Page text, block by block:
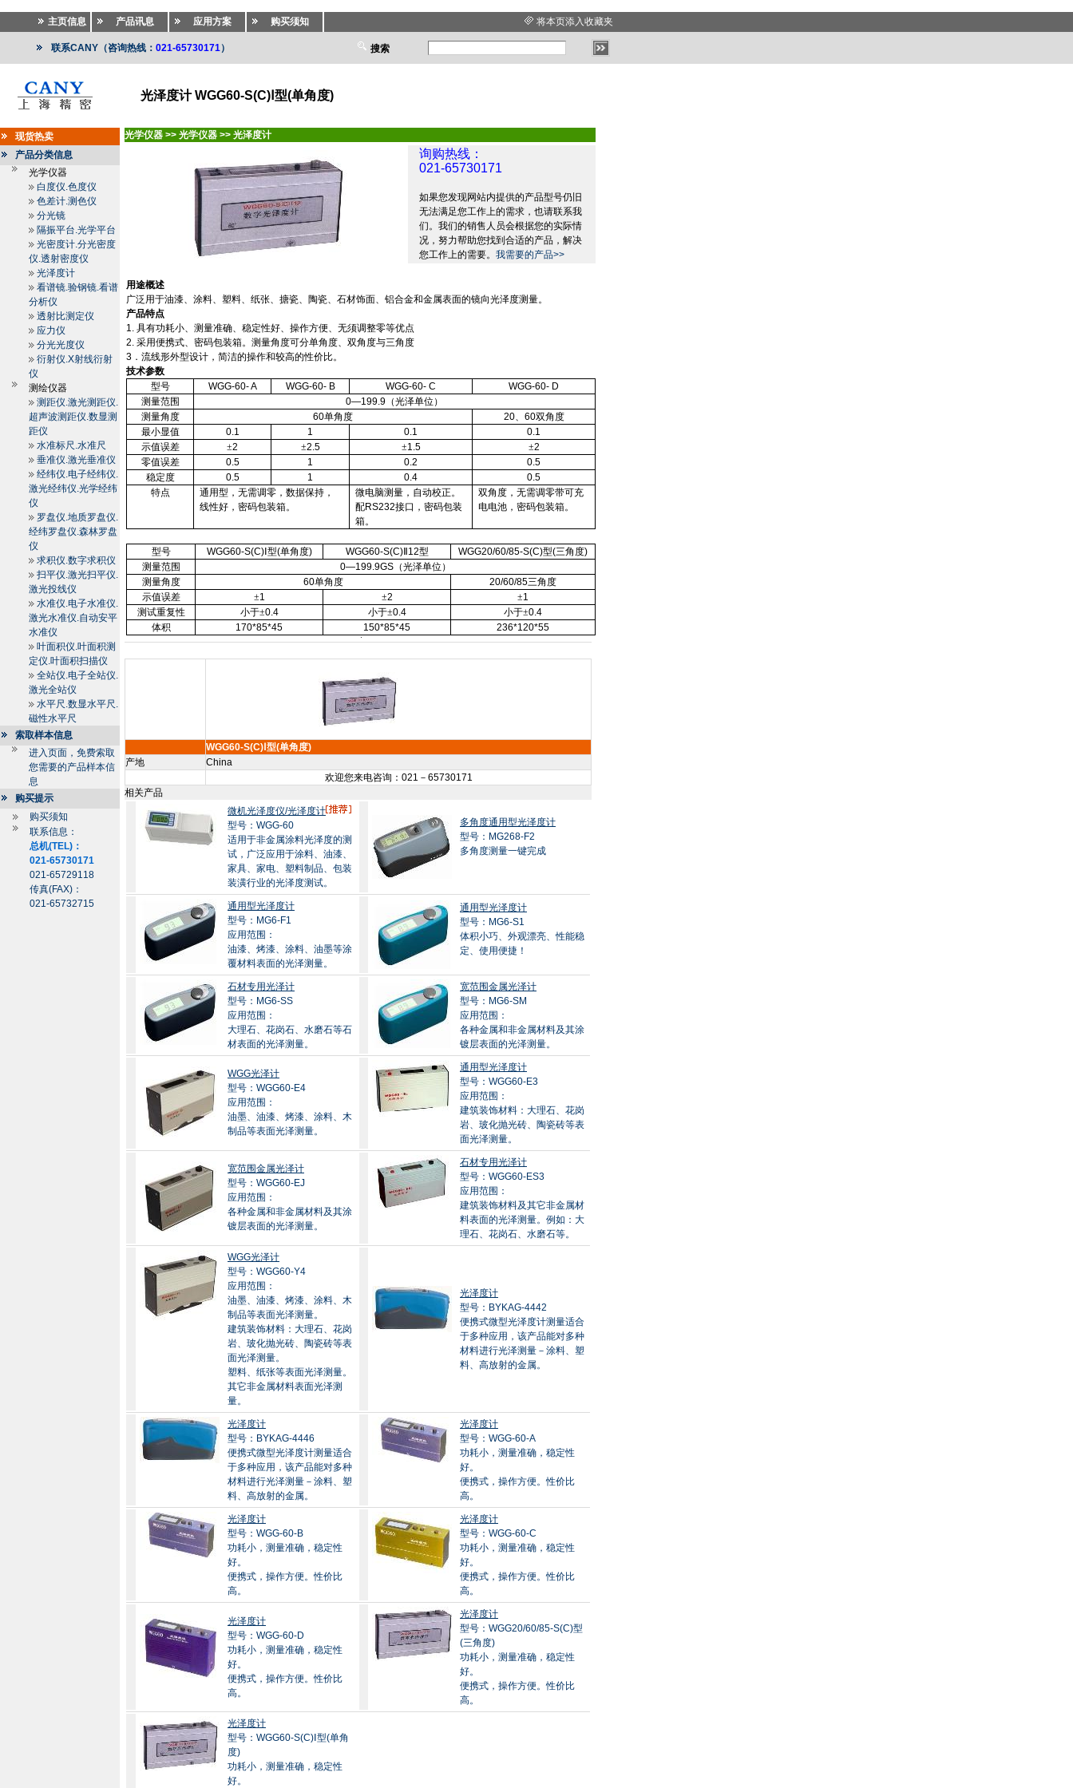
主页信息 产品讯息 应用方案 购买须知 将本页添入收藏夹
联系CANY（咨询热线： 021-65730171） 搜索
光泽度计 WGG60-S(C)Ⅰ型(单角度)
现货热卖
产品分类信息
光学仪器
白度仪.色度仪
色差计.测色仪
分光镜
隔振平台.光学平台
光密度计.分光密度
仪.透射密度仪
光泽度计
看谱镜.验钢镜.看谱
分析仪
透射比测定仪
应力仪
分光光度仪
衍射仪.X射线衍射
仪
测绘仪器
测距仪.激光测距仪.
超声波测距仪.数显测
距仪
水准标尺.水准尺
垂准仪.激光垂准仪
经纬仪.电子经纬仪.
激光经纬仪.光学经纬
仪
罗盘仪.地质罗盘仪.
经纬罗盘仪.森林罗盘
仪
求积仪.数字求积仪
扫平仪.激光扫平仪.
激光投线仪
水准仪.电子水准仪.
激光水准仪.自动安平
水准仪
叶面积仪.叶面积测
定仪.叶面积扫描仪
全站仪.电子全站仪.
激光全站仪
水平尺.数显水平尺.
磁性水平尺
索取样本信息
进入页面，免费索取
您需要的产品样本信
息
购买提示
购买须知
联系信息：
总机(TEL)：
021-65730171
021-65729118
传真(FAX)：
021-65732715
光学仪器 >> 光学仪器 >> 光泽度计
询购热线：
021-65730171
如果您发现网站内提供的产品型号仍旧
无法满足您工作上的需求，也请联系我
们。我们的销售人员会根据您的实际情
况，努力帮助您找到合适的产品，解决
您工作上的需要。 我需要的产品>>
用途概述
广泛用于油漆、涂料、塑料、纸张、搪瓷、陶瓷、石材饰面、铝合金和金属表面的镜向光泽度测量。
产品特点
1. 具有功耗小、测量准确、稳定性好、操作方便、无须调整零等优点
2. 采用便携式、密码包装箱。测量角度可分单角度、双角度与三角度
3 ．流线形外型设计，简洁的操作和较高的性价比。
技术参数
型号
WGG-60- A WGG-60- B WGG-60- C
WGG-60- D
测量范围
0—199.9 （光泽单位）
测量角度
60单角度 20、 60双角度
最小显值
0.1 1 0.1
0.1
示值误差
±2 ±2.5 ±1.5 ±2
零值误差
0.5 1 0.2
0.5
稳定度
0.5 1 0.4
0.5
特点
通用型，无需调零，数据保持，
线性好，密码包装箱。
微电脑测量，自动校正。
配RS232接口，密码包装
箱。
双角度，无需调零带可充
电电池，密码包装箱。
型号 WGG60-S(C)Ⅰ型(单角度) WGG60-S(C)Ⅱ 12型 WGG20/60/85-S(C)型(三角度)
测量范围
0—199.9GS（光泽单位）
测量角度
60单角度 20/60/85三角度
示值误差
±1 ±2 ±1
测试重复性
小于±0.4 小于±0.4 小于±0.4
体积
170*85*45 150*85*45 236*120*55
WGG60-S(C)Ⅰ型(单角度)
产地
China
欢迎您来电咨询：021－65730171
相关产品
微机光泽度仪/光泽度计
型号：WGG-60
适用于非金属涂料光泽度的测
试，广泛应用于涂料、油漆、
家具、家电、塑料制品、包装
装潢行业的光泽度测试。
多角度通用型光泽度计
型号：MG268-F2
多角度测量一键完成
通用型光泽度计
型号：MG6-F1
应用范围：
油漆、烤漆、涂料、油墨等涂
覆材料表面的光泽测量。
通用型光泽度计
型号：MG6-S1
体积小巧、外观漂亮、性能稳
定、使用便捷！
石材专用光泽计
型号：MG6-SS
应用范围：
大理石、花岗石、水磨石等石
材表面的光泽测量。
宽范围金属光泽计
型号：MG6-SM
应用范围：
各种金属和非金属材料及其涂
镀层表面的光泽测量。
WGG光泽计
型号：WGG60-E4
应用范围：
油墨、油漆、烤漆、涂料、木
制品等表面光泽测量。
通用型光泽度计
型号：WGG60-E3
应用范围：
建筑装饰材料：大理石、花岗
岩、玻化抛光砖、陶瓷砖等表
面光泽测量。
宽范围金属光泽计
型号：WGG60-EJ
应用范围：
各种金属和非金属材料及其涂
镀层表面的光泽测量。
石材专用光泽计
型号：WGG60-ES3
应用范围：
建筑装饰材料及其它非金属材
料表面的光泽测量。例如：大
理石、花岗石、水磨石等。
WGG光泽计
型号：WGG60-Y4
应用范围：
油墨、油漆、烤漆、涂料、木
制品等表面光泽测量。
建筑装饰材料：大理石、花岗
岩、玻化抛光砖、陶瓷砖等表
面光泽测量。
塑料、纸张等表面光泽测量。
其它非金属材料表面光泽测
量。
光泽度计
型号：BYKAG-4442
便携式微型光泽度计测量适合
于多种应用，该产品能对多种
材料进行光泽测量－涂料、塑
料、高放射的金属。
光泽度计
型号：BYKAG-4446
便携式微型光泽度计测量适合
于多种应用，该产品能对多种
材料进行光泽测量－涂料、塑
料、高放射的金属。
光泽度计
型号：WGG-60-A
功耗小，测量准确，稳定性
好。
便携式，操作方便。性价比
高。
光泽度计
型号：WGG-60-B
功耗小，测量准确，稳定性
好。
便携式，操作方便。性价比
高。
光泽度计
型号：WGG-60-C
功耗小，测量准确，稳定性
好。
便携式，操作方便。性价比
高。
光泽度计
型号：WGG-60-D
功耗小，测量准确，稳定性
好。
便携式，操作方便。性价比
高。
光泽度计
型号：WGG20/60/85-S(C)型
(三角度)
功耗小，测量准确，稳定性
好。
便携式，操作方便。性价比
高。
光泽度计
型号：WGG60-S(C)Ⅰ型(单角
度)
功耗小，测量准确，稳定性
好。